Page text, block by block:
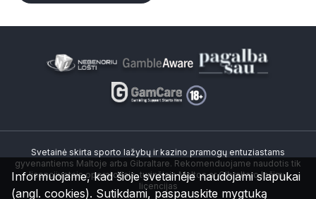
Svetainė skirta sporto lažybų ir kazino pramogų entuziastams
gyvenantiems Maltoje arba Gibraltare. Rekomenduojame naudotis tik
licencijuotais operatoriais, turinčiais Maltos ar Gibraltaro lošimų
licencijas
Informuojame, kad šioje svetainėje naudojami slapukai
(angl. cookies). Sutikdami, paspauskite mygtuką